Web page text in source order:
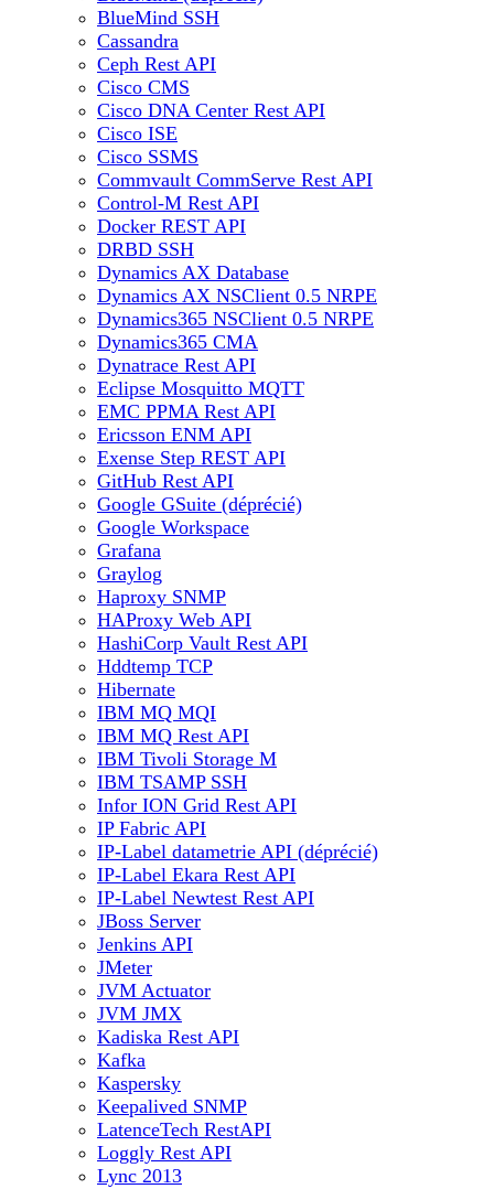
BlueMind SSH
Cassandra
Ceph Rest API
Cisco CMS
Cisco DNA Center Rest API
Cisco ISE
Cisco SSMS
Commvault CommServe Rest API
Control-M Rest API
Docker REST API
DRBD SSH
Dynamics AX Database
Dynamics AX NSClient 0.5 NRPE
Dynamics365 NSClient 0.5 NRPE
Dynamics365 CMA
Dynatrace Rest API
Eclipse Mosquitto MQTT
EMC PPMA Rest API
Ericsson ENM API
Exense Step REST API
GitHub Rest API
Google GSuite (déprécié)
Google Workspace
Grafana
Graylog
Haproxy SNMP
HAProxy Web API
HashiCorp Vault Rest API
Hddtemp TCP
Hibernate
IBM MQ MQI
IBM MQ Rest API
IBM Tivoli Storage M
IBM TSAMP SSH
Infor ION Grid Rest API
IP Fabric API
IP-Label datametrie API (déprécié)
IP-Label Ekara Rest API
IP-Label Newtest Rest API
JBoss Server
Jenkins API
JMeter
JVM Actuator
JVM JMX
Kadiska Rest API
Kafka
Kaspersky
Keepalived SNMP
LatenceTech RestAPI
Loggly Rest API
Lync 2013